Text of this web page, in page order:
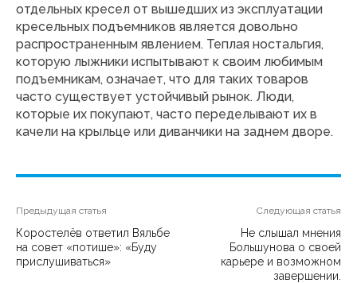
отдельных кресел от вышедших из эксплуатации
кресельных подъемников является довольно
распространенным явлением. Теплая ностальгия,
которую лыжники испытывают к своим любимым
подъемникам, означает, что для таких товаров
часто существует устойчивый рынок. Люди,
которые их покупают, часто переделывают их в
качели на крыльце или диванчики на заднем дворе.
Предыдущая статья
Коростелёв ответил Вяльбе
на совет «потише»: «Буду
прислушиваться»
Следующая статья
Не слышал мнения
Большунова о своей
карьере и возможном
завершении.